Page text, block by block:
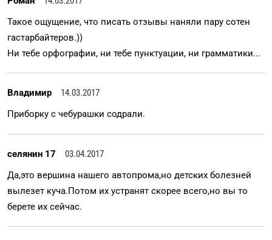
Такое ощущение, что писать отзывы наняли пару сотен
гастарбайтеров.))
Ни тебе орфографии, ни тебе пунктуации, ни грамматики...
Владимир
14.03.2017
Приборку с чебурашки содрали.
селянин 17
03.04.2017
Да,это вершина нашего автопрома,но детских болезней
вылезет куча.Потом их устранят скорее всего,но вы то
берете их сейчас.